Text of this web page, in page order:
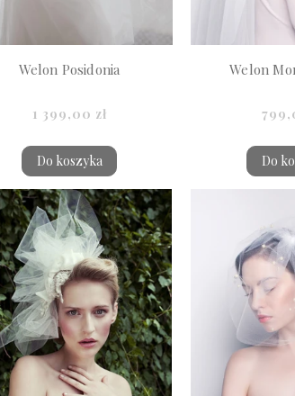
Welon Posidonia
1 399,00 zł
Do koszyka
Welon
Do